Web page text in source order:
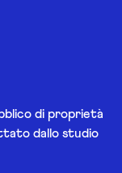
di proprietà
dallo studio